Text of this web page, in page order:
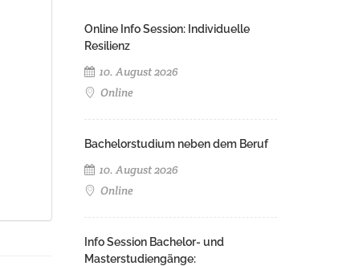
Online Info Session: Individuelle
Resilienz
10. August 2026
Online
Bachelorstudium neben dem Beruf
10. August 2026
Online
Info Session Bachelor- und
Masterstudiengänge: